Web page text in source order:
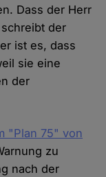
Dass der Herr
der
ist es, dass
sie eine
der
"Plan 75" von
zu
nach der